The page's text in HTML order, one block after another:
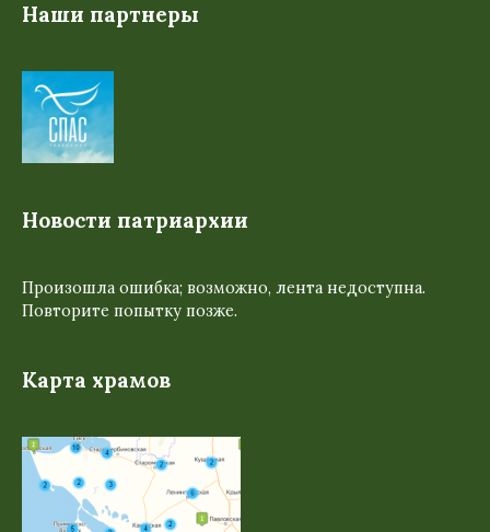
Наши партнеры
Новости патриархии
Произошла ошибка; возможно, лента недоступна.
Повторите попытку позже.
Карта храмов